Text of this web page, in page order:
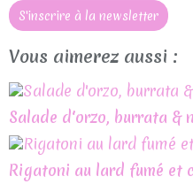
S'inscrire à la newsletter
Vous aimerez aussi :
Salade d'orzo, burrata &
Rigatoni au lard fumé et